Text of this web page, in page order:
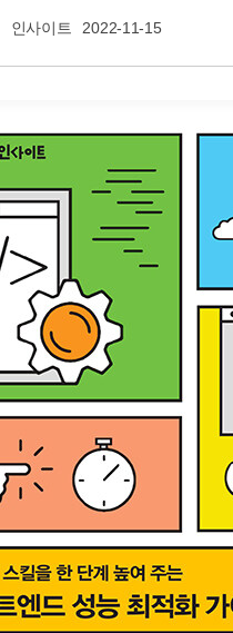
인사이트 2022-11-15